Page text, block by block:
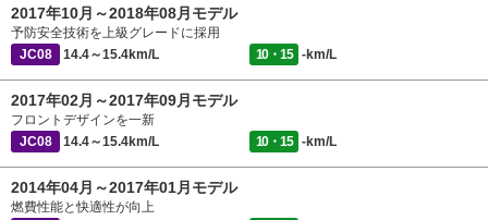
2017年10月～2018年08月モデル
予防安全技術を上級グレードに採用
JC08
14.4～15.4km/L 10・15 -km/L
2017年02月～2017年09月モデル
フロントデザインを一新
JC08
14.4～15.4km/L 10・15 -km/L
2014年04月～2017年01月モデル
燃費性能と快適性が向上